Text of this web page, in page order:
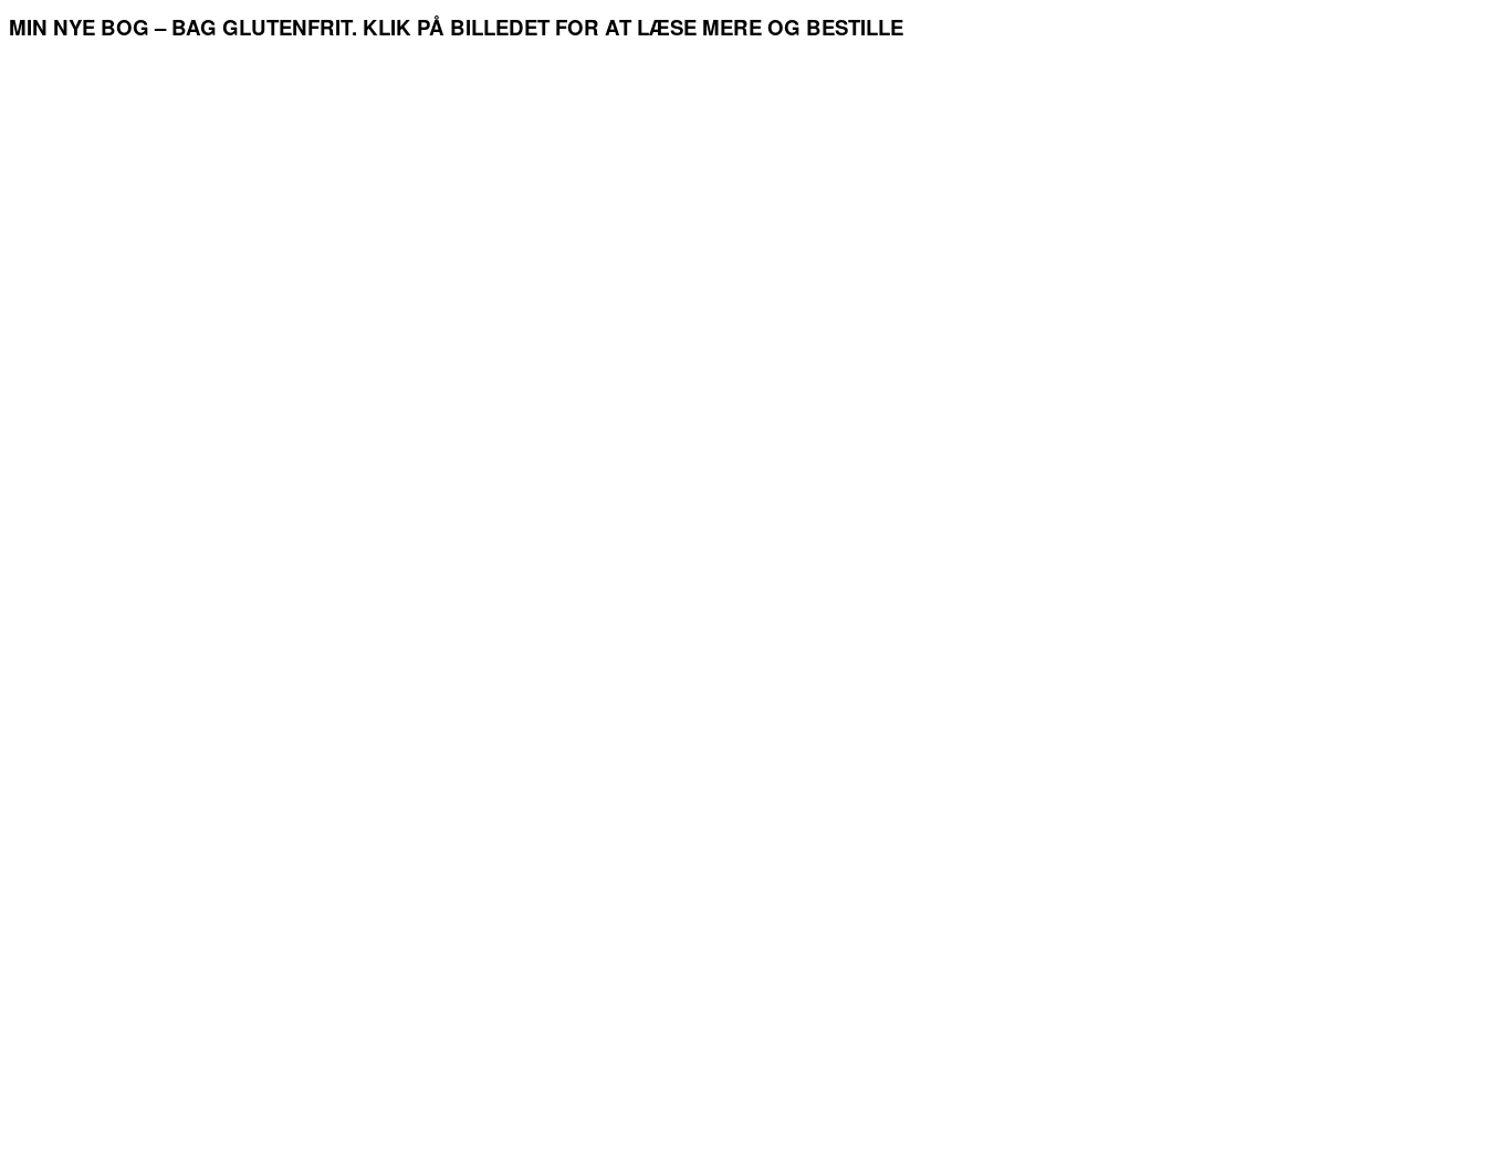
MIN NYE BOG – BAG GLUTENFRIT. KLIK PÅ BILLEDET FOR AT LÆSE MERE OG BESTILLE